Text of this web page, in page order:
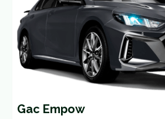
Gac Empow